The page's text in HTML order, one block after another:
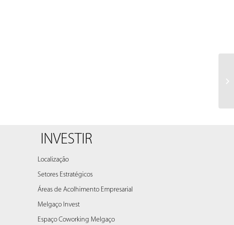
INVESTIR
Localização
Setores Estratégicos
Áreas de Acolhimento Empresarial
Melgaço Invest
Espaço Coworking Melgaço